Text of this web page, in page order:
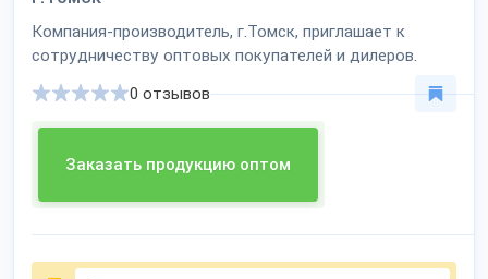
Компания-производитель, г.Томск, приглашает к
сотрудничеству оптовых покупателей и дилеров.
Заказать продукцию оптом
0 отзывов